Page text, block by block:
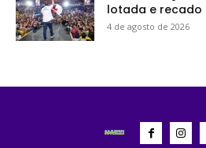
lotada e recado
4 de agosto de 2026